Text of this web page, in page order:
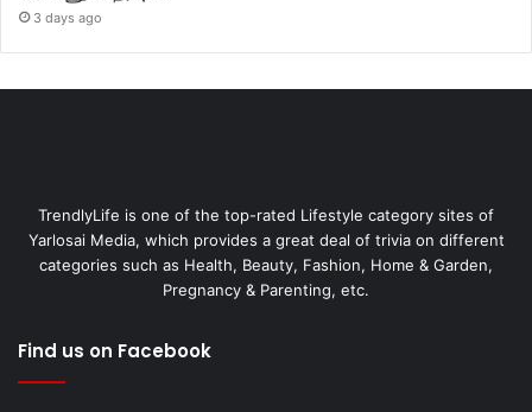
3 days ago
TrendlyLife is one of the top-rated Lifestyle category sites of
Yarlosai Media, which provides a great deal of trivia on different
categories such as Health, Beauty, Fashion, Home & Garden,
Pregnancy & Parenting, etc.
Find us on Facebook